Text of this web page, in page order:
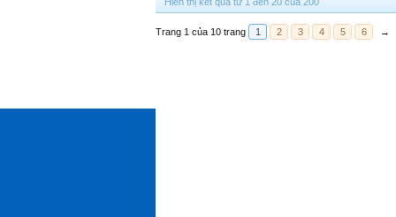
Trang 1 của 10 trang 1 2 3 4 5 6 →